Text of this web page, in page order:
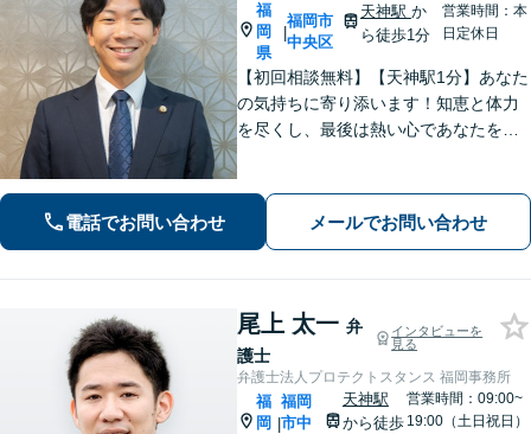
福
岡
県
|
福岡市
中央区
天神駅 か
ら徒歩1分
営業時間：本
日定休日
【初回相談無料】【天神駅1分】あなた
の気持ちに寄り添います！知恵と体力
を尽くし、最後は熱い心であなたをサ
雑談感覚で気軽にご相談ください。
【夜間・休日相談可】
電話でお問い合わせ メールでお問い合わせ
尾上 太一 弁
護士
インタビューを
見る
弁護士法人プロテクトスタンス 福岡事務所
福
岡 |
福岡
市中
天神駅
から徒歩
営業時間：09:00~
19:00（土日祝日）